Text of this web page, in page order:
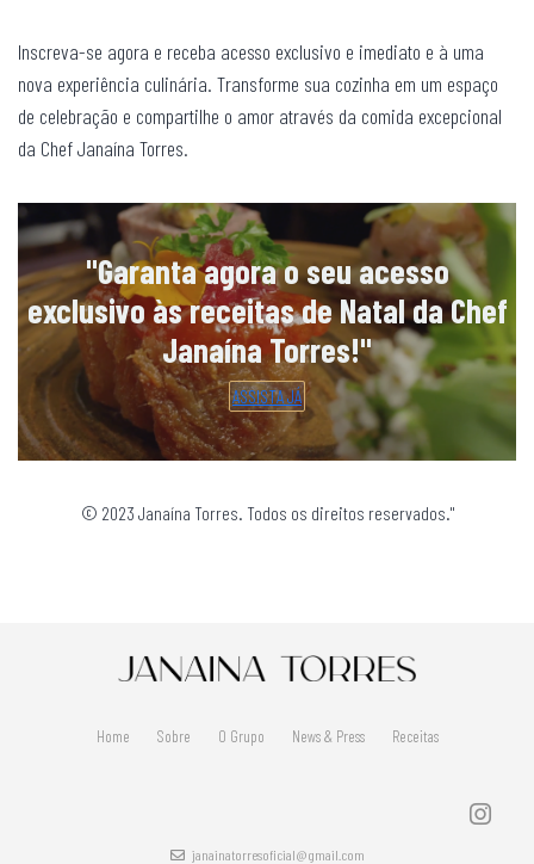
Inscreva-se agora e receba acesso exclusivo e imediato e à uma
nova experiência culinária. Transforme sua cozinha em um espaço
de celebração e compartilhe o amor através da comida excepcional
da Chef Janaína Torres.
"Garanta agora o seu acesso
exclusivo às receitas de Natal da Chef
Janaína Torres!"
ASSISTA JÁ
© 2023 Janaína Torres. Todos os direitos reservados."
Home Sobre O Grupo News & Press Receitas
janainatorresoficial@gmail.com